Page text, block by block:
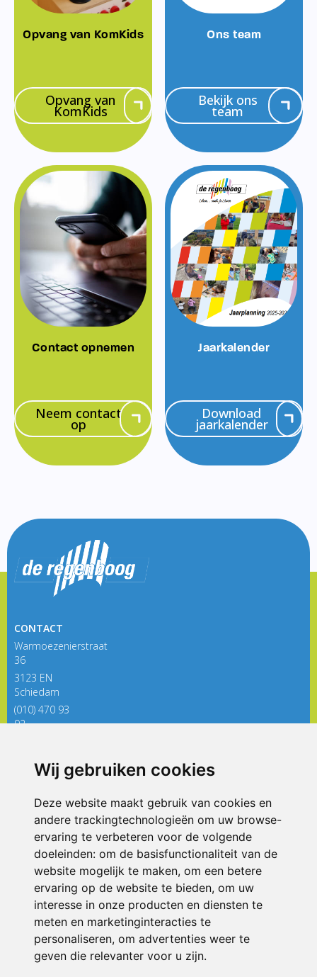
Wij gebruiken cookies
Deze website maakt gebruik van cookies en
andere trackingtechnologieën om uw browse-
ervaring te verbeteren voor de volgende
doeleinden: om de basisfunctionaliteit van de
website mogelijk te maken, om een betere
ervaring op de website te bieden, om uw
interesse in onze producten en diensten te
meten en marketinginteracties te
personaliseren, om advertenties weer te
geven die relevanter voor u zijn.
Opvang van KomKids
Opvang van
KomKids
Ons team
Bekijk ons
team
Contact opnemen
Neem contact
op
Jaarkalender
Download
jaarkalender
CONTACT
Warmoezenierstraat
36
3123 EN
Schiedam
(010) 470 93
92
ONDERDEEL VAN
© 2026 De Regenboog | Alle rechten voorbehouden
Privacy policy|Disclaimer| Klachtenregeling|RSIN en Anbi
voorkeuren